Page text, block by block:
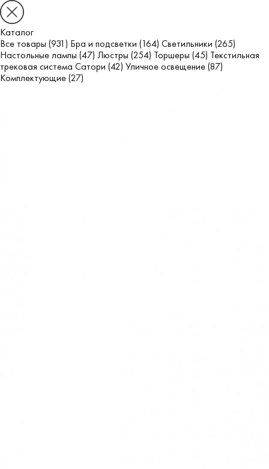
Каталог
Все товары (931) Бра и подсветки (164) Светильники (265)
Настольные лампы (47) Люстры (254) Торшеры (45) Текстильная
трековая система Сатори (42) Уличное освещение (87)
Комплектующие (27)